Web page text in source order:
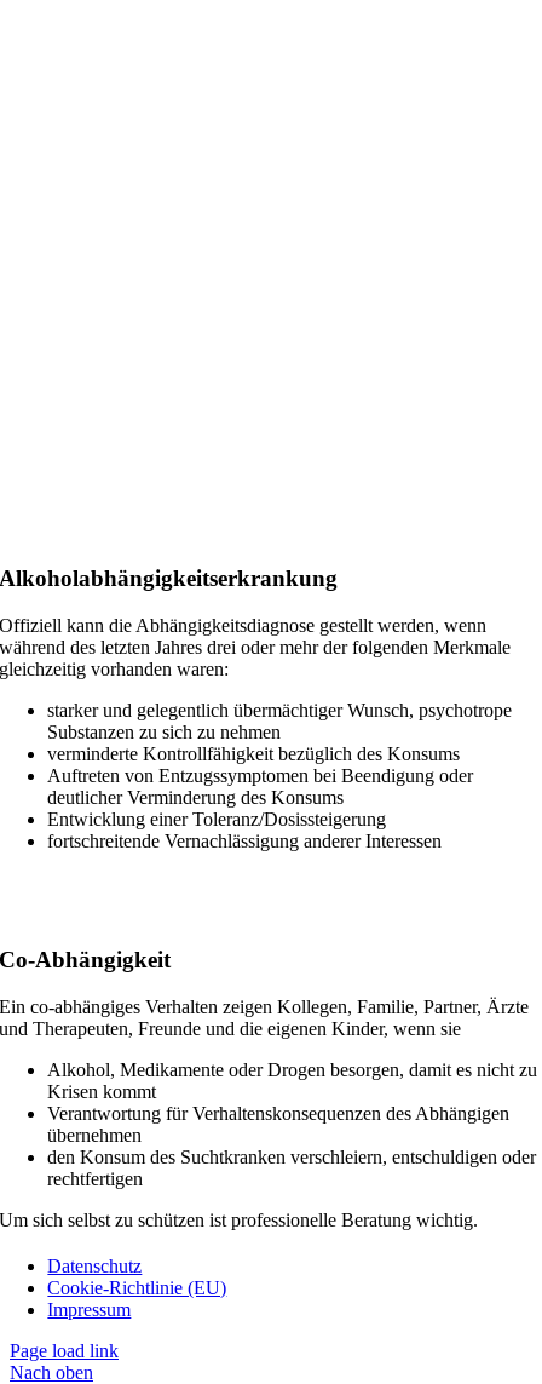
Alkoholabhängigkeitserkrankung
Offiziell kann die Abhängigkeitsdiagnose gestellt werden, wenn
während des letzten Jahres drei oder mehr der folgenden Merkmale
gleichzeitig vorhanden waren:
starker und gelegentlich übermächtiger Wunsch, psychotrope
Substanzen zu sich zu nehmen
verminderte Kontrollfähigkeit bezüglich des Konsums
Auftreten von Entzugssymptomen bei Beendigung oder
deutlicher Verminderung des Konsums
Entwicklung einer Toleranz/Dosissteigerung
fortschreitende Vernachlässigung anderer Interessen
Co-Abhängigkeit
Ein co-abhängiges Verhalten zeigen Kollegen, Familie, Partner, Ärzte
und Therapeuten, Freunde und die eigenen Kinder, wenn sie
Alkohol, Medikamente oder Drogen besorgen, damit es nicht zu
Krisen kommt
Verantwortung für Verhaltenskonsequenzen des Abhängigen
übernehmen
den Konsum des Suchtkranken verschleiern, entschuldigen oder
rechtfertigen
Um sich selbst zu schützen ist professionelle Beratung wichtig.
Datenschutz
Cookie-Richtlinie (EU)
Impressum
Page load link
Nach oben